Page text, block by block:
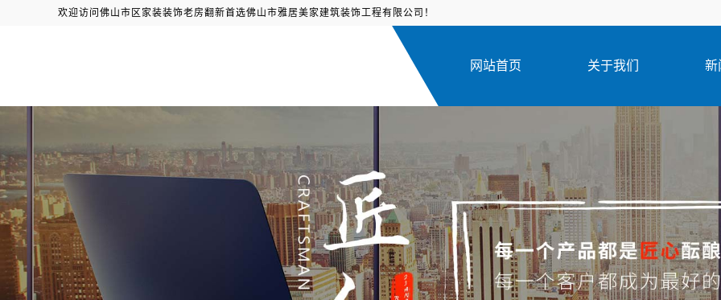
欢迎访问佛山市区家装装饰老房翻新首选佛山市雅居美家建筑装饰工程有限公司！
网站首页 关于我们 新